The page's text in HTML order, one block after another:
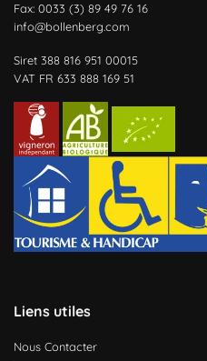
Fax: 0033 (3) 89 49 76 16
info@bollenberg.com
Siret 388 816 951 00015
VAT FR 633 888 169 51
Liens utiles
Nous Contacter